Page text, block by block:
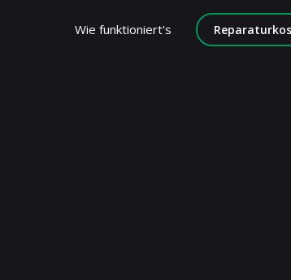
Wie funktioniert's